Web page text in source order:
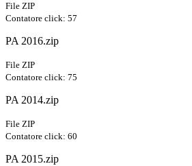
File ZIP
Contatore click: 57
PA 2016.zip
File ZIP
Contatore click: 75
PA 2014.zip
File ZIP
Contatore click: 60
PA 2015.zip